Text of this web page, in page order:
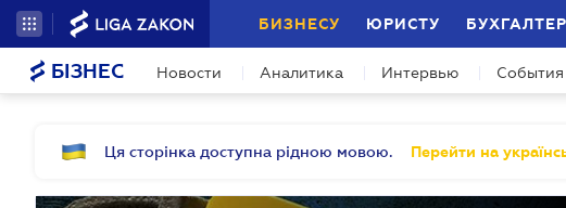
БИЗНЕСУ ЮРИСТУ
БІЗНЕС Новости Аналитика Интервью События
Ця сторінка доступна рідною мовою. Перейти на